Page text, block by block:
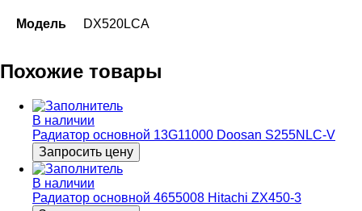
Модель DX520LCA
Похожие товары
В наличии
Радиатор основной 13G11000 Doosan S255NLC-V
Запросить цену
В наличии
Радиатор основной 4655008 Hitachi ZX450-3